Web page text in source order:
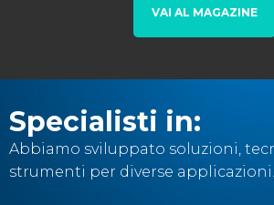
VAI AL MAGAZINE
Specialisti in:
Abbiamo sviluppato soluzioni,
strumenti per diverse applicazioni.